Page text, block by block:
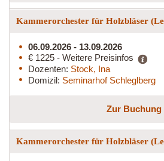
Kammerorchester für Holzbläser
06.09.2026 - 13.09.2026
€ 1225 - Weitere Preisinfos
Dozenten: Stock, Ina
Domizil: Seminarhof Schleglberg
Zur Buchung
Kammerorchester für Holzbläser